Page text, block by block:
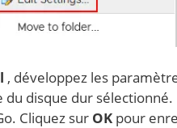
, développez les
du disque dur
Cliquez sur OK pour